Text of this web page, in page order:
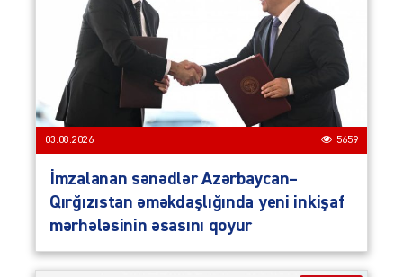
03.08.2026 5659
İmzalanan sənədlər Azərbaycan–
Qırğızıstan əməkdaşlığında yeni inkişaf
mərhələsinin əsasını qoyur